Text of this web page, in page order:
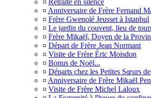
¤ Retraite en silence
¤ Anniversaire de Frère Fernand
¤ Frère Gwenolé Jeusset à Istanbul
¤ Le jardin du couvent, lieu de
¤ Frère Mikaël, Doyen de la
¤ Départ de Frère Jean Normant
¤ Visite de Frère Éric Moisdon
¤ Bonus de Noël...
¤ Départs chez les Petites Sœurs
¤ Anniversaire de Frère Mikaël
¤ Visite de Frère Michel Laloux